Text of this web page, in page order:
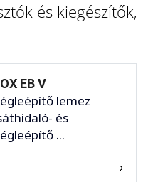
és kiegészítők,
EB V
lemez
és
...